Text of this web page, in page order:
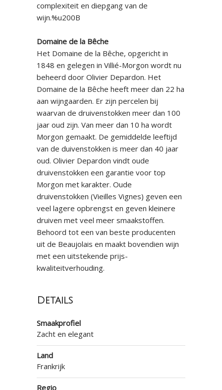
complexiteit en diepgang van de
wijn.%u200B
Domaine de la Bêche
Het Domaine de la Bêche, opgericht in
1848 en gelegen in Villié-Morgon wordt nu
beheerd door Olivier Depardon. Het
Domaine de la Bêche heeft meer dan 22 ha
aan wijngaarden. Er zijn percelen bij
waarvan de druivenstokken meer dan 100
jaar oud zijn. Van meer dan 10 ha wordt
Morgon gemaakt. De gemiddelde leeftijd
van de duivenstokken is meer dan 40 jaar
oud. Olivier Depardon vindt oude
druivenstokken een garantie voor top
Morgon met karakter. Oude
druivenstokken (Vieilles Vignes) geven een
veel lagere opbrengst en geven kleinere
druiven met veel meer smaakstoffen.
Behoord tot een van beste producenten
uit de Beaujolais en maakt bovendien wijn
met een uitstekende prijs-
kwaliteitverhouding.
Details
Smaakprofiel
Zacht en elegant
Land
Frankrijk
Regio